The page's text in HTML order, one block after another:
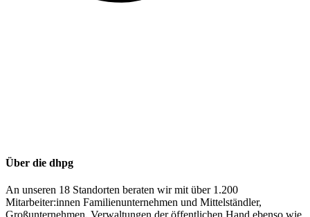
Über die dhpg
An unseren 18 Standorten beraten wir mit über 1.200
Mitarbeiter:innen Familienunternehmen und Mittelständler,